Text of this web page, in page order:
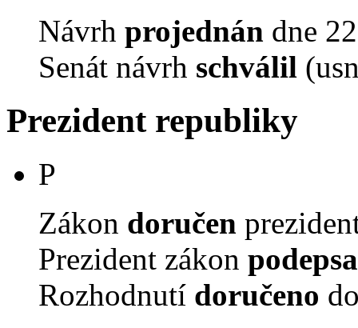
Návrh projednán dne
Senát návrh schválil
Prezident republiky
P
Zákon doručen
Prezident zákon
Rozhodnutí doručeno